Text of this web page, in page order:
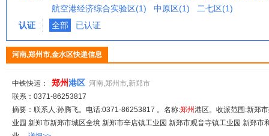
航空港经济综合实验区(1)
中原区(1)
二七区(1)
认证
全部 已认证
河南,郑州市,金水区快递信息
中铁快运： 郑州港区 河南,郑州市,新郑市
联系：0371-86253817
摘要：联系人:孙腾飞。电话:0371-86253817 。名称:郑州港区。收派范围:新郑
业园 新郑市新郑市城区全境 新郑市辛店镇工业园 新郑市观音寺镇工业园 新郑市